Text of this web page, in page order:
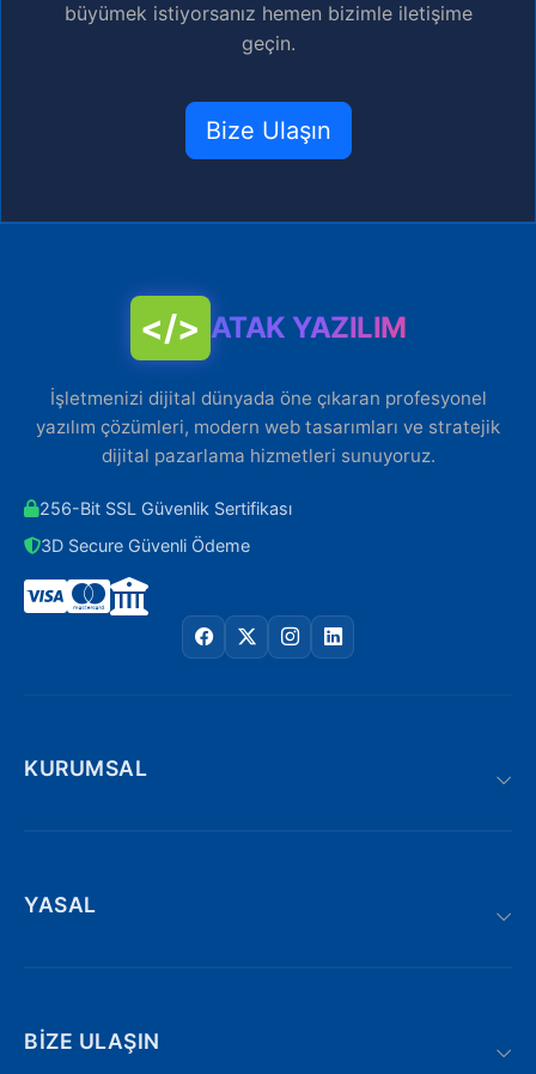
büyümek istiyorsanız hemen bizimle iletişime
geçin.
Bize Ulaşın
</> ATAK YAZILIM
İşletmenizi dijital dünyada öne çıkaran profesyonel
yazılım çözümleri, modern web tasarımları ve stratejik
dijital pazarlama hizmetleri sunuyoruz.
256-Bit SSL Güvenlik Sertifikası
3D Secure Güvenli Ödeme
KURUMSAL
YASAL
BIZE ULAŞIN